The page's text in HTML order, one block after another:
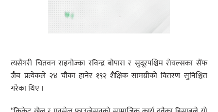
त्यसैगरी चितवन राइनोज्का रविन्द्र बोपारा र सुदूरपश्चिम रोयल्सका सैंफ
जैब प्रत्येकले २४ चौका हानेर १९२ शैक्षिक सामग्रीको वितरण सुनिश्चित
गरेका थिए ।